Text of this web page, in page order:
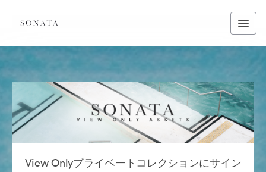
View Onlyプライベートコレクションにサイン